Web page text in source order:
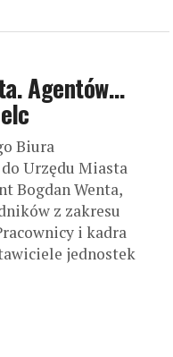
Agentów…
Biura
Urzędu Miasta
Bogdan Wenta,
z zakresu
i kadra
jednostek